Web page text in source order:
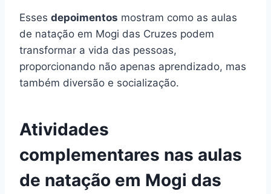
Esses depoimentos mostram como as aulas
de natação em Mogi das Cruzes podem
transformar a vida das pessoas,
proporcionando não apenas aprendizado, mas
também diversão e socialização.
Atividades
complementares nas aulas
de natação em Mogi das